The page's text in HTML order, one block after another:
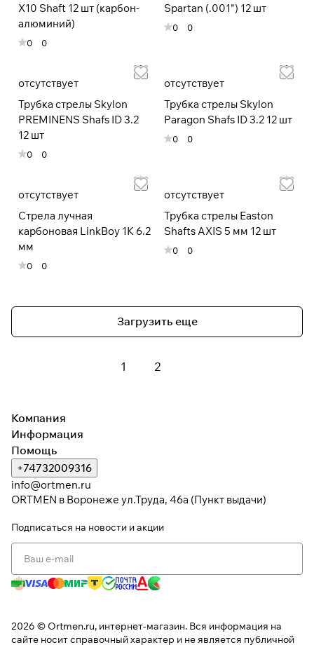
X10 Shaft 12 шт (карбон-
алюминий)
0 0
Spartan (.001") 12 шт
0 0
отсутствует
Трубка стрелы Skylon
PREMINENS Shafs ID 3.2
12 шт
0 0
отсутствует
Трубка стрелы Skylon
Paragon Shafs ID 3.2 12 шт
0 0
отсутствует
Стрела лучная
карбоновая LinkBoy 1K 6.2
мм
0 0
отсутствует
Трубка стрелы Easton
Shafts AXIS 5 мм 12 шт
0 0
Загрузить еще
1 2
Компания
Информация
Помощь
+74732009316
info@ortmen.ru
ORTMEN в Воронеже ул.Труда, 46а (Пункт выдачи)
Подписаться на новости и акции
2026 © Ortmen.ru, интернет-магазин. Вся информация на
сайте носит справочный характер и не является публичной